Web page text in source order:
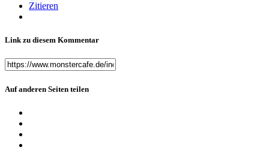
Zitieren
Link zu diesem Kommentar
Auf anderen Seiten teilen